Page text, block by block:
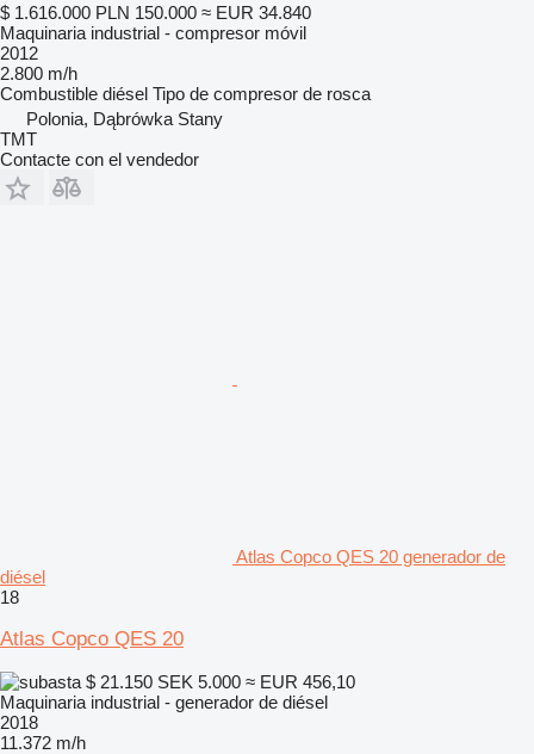
$ 1.616.000 PLN 150.000 ≈ EUR 34.840
Maquinaria industrial - compresor móvil
2012
2.800 m/h
Combustible diésel Tipo de compresor de rosca
Polonia, Dąbrówka Stany
TMT
Contacte con el vendedor
Atlas Copco QES 20 generador de
diésel
18
Atlas Copco QES 20
$ 21.150 SEK 5.000 ≈ EUR 456,10
Maquinaria industrial - generador de diésel
2018
11.372 m/h